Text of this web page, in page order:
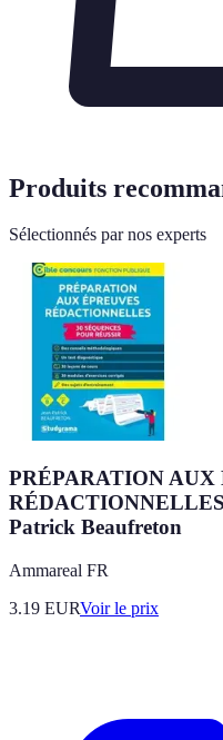
Produits
Sélectionnés par nos experts
PRÉPARATION AUX
Patrick Beaufreton
Ammareal FR
3.19 EURVoir le prix